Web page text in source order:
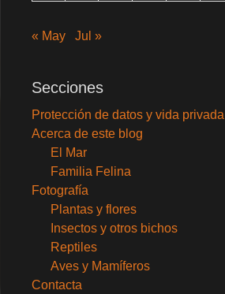
« May Jul »
Secciones
Protección de datos y vida privada
Acerca de este blog
El Mar
Familia Felina
Fotografía
Plantas y flores
Insectos y otros bichos
Reptiles
Aves y Mamíferos
Contacta